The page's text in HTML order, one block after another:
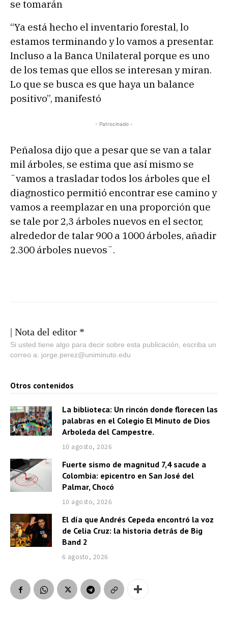
se tomarán
“Ya está hecho el inventario forestal, lo
estamos terminando y lo vamos a presentar.
Incluso a la Banca Unilateral porque es uno
de los temas que ellos se interesan y miran.
Lo que se busca es que haya un balance
positivo”, manifestó
- Patrocinado -
Peñalosa dijo que a pesar que se van a talar
mil árboles, se estima que así mismo se
¨vamos a trasladar todos los árboles que el
diagnostico permitió encontrar ese camino y
vamos a reemplazar en una proporción que
se tale por 2,3 árboles nuevos en el sector,
alrededor de talar 900 a 1000 árboles, añadir
2.300 árboles nuevos¨.
| Nota del editor *
Si usted tiene algo para decir sobre esta publicación, escriba un
correo a: jorge.perez@uniminuto.edu
Otros contenidos
La biblioteca: Un rincón donde florecen las
palabras en el Colegio El Minuto de Dios
Arboleda del Campestre.
10 agosto, 2026
Fuerte sismo de magnitud 7,4 sacude a
Colombia: epicentro en San José del
Palmar, Chocó
10 agosto, 2026
El día que Andrés Cepeda encontró la voz
de Celia Cruz: la historia detrás de Big
Band 2
6 agosto, 2026